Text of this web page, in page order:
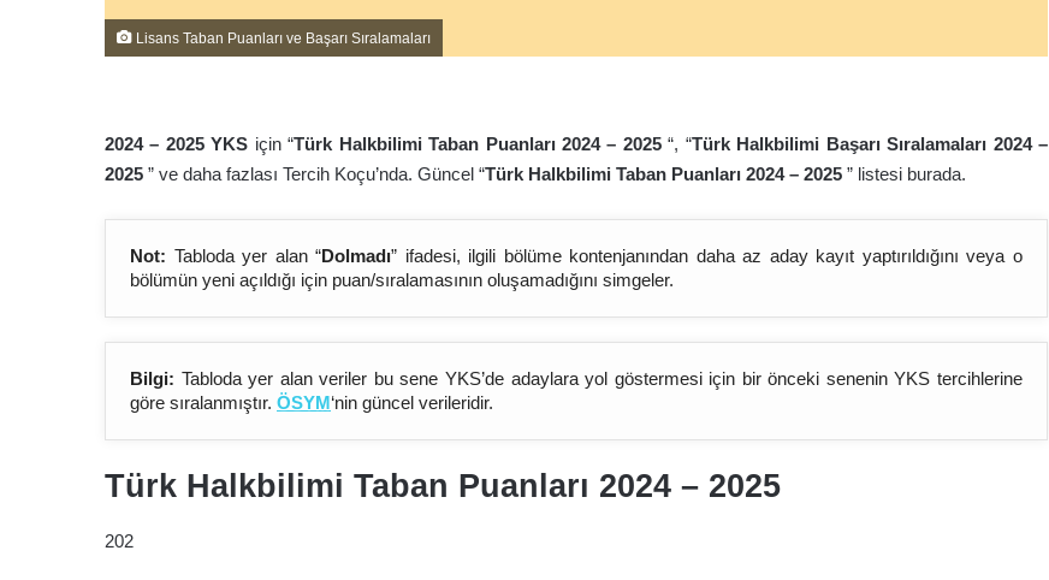
Lisans Taban Puanları ve Başarı Sıralamaları
2024 – 2025YKS için “Türk Halkbilimi Taban Puanları 2024 – 2025 “, “Türk Halkbilimi Başarı Sıralamaları 2024 –
2025 ” ve daha fazlası Tercih Koçu’nda. Güncel “Türk Halkbilimi Taban Puanları 2024 – 2025 ” listesi burada.
Not: Tabloda yer alan “Dolmadı” ifadesi, ilgili bölüme kontenjanından daha az aday kayıt yaptırıldığını veya o
bölümün yeni açıldığı için puan/sıralamasının oluşamadığını simgeler.
Bilgi: Tabloda yer alan veriler bu sene YKS’de adaylara yol göstermesi için bir önceki senenin YKS tercihlerine
göre sıralanmıştır. ÖSYM‘nin güncel verileridir.
Türk Halkbilimi Taban Puanları 2024 – 2025
202